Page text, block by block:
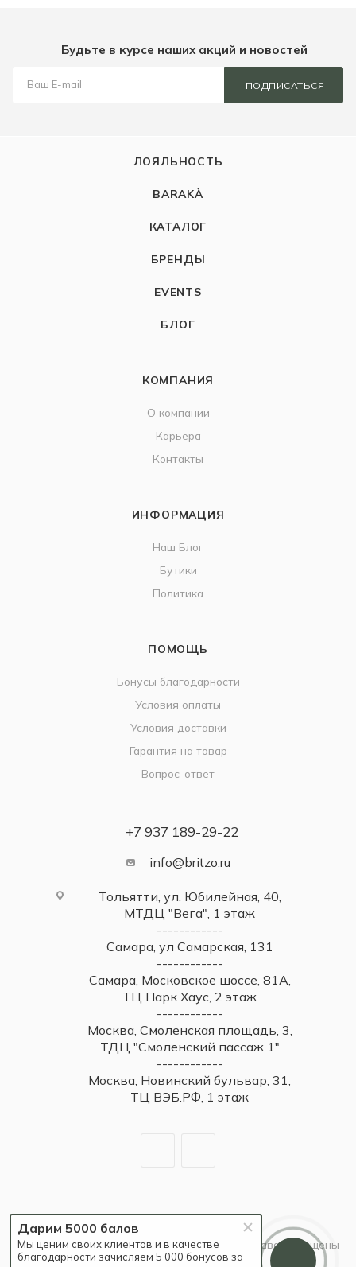
Будьте в курсе наших акций и новостей
ПОДПИСАТЬСЯ
ЛОЯЛЬНОСТЬ
BARAKÀ
КАТАЛОГ
БРЕНДЫ
EVENTS
БЛОГ
КОМПАНИЯ
О компании
Карьера
Контакты
ИНФОРМАЦИЯ
Наш Блог
Бутики
Политика
ПОМОЩЬ
Бонусы благодарности
Условия оплаты
Условия доставки
Гарантия на товар
Вопрос-ответ
+7 937 189-29-22
info@britzo.ru
Тольятти, ул. Юбилейная, 40,
МТДЦ "Вега", 1 этаж
------------
Самара, ул Самарская, 131
------------
Самара, Московское шоссе, 81А,
ТЦ Парк Хаус, 2 этаж
------------
Москва, Смоленская площадь, 3,
ТДЦ "Смоленский пассаж 1"
------------
Москва, Новинский бульвар, 31,
ТЦ ВЭБ.РФ, 1 этаж
2026 © Britzo: Брендовые украшения / Все права защищены
Дарим 5000 балов
Мы ценим своих клиентов и в качестве
благодарности зачисляем 5 000 бонусов за